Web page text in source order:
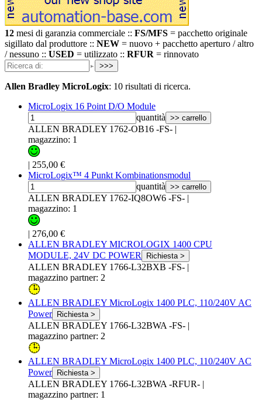
12 mesi di garanzia commerciale :: FS/MFS = pacchetto originale
sigillato dal produttore :: NEW = nuovo + pacchetto aperturo / altro
/ nessuno :: USED = utilizzato :: RFUR = rinnovato
>>>
Allen Bradley MicroLogix: 10 risultati di ricerca.
MicroLogix 16 Point D/O Module
quantità >> carrello
ALLEN BRADLEY 1762-OB16 -FS- |
magazzino: 1
| 255,00 €
MicroLogix™ 4 Punkt Kombinationsmodul
quantità >> carrello
ALLEN BRADLEY 1762-IQ8OW6 -FS- |
magazzino: 1
| 276,00 €
ALLEN BRADLEY MICROLOGIX 1400 CPU
MODULE, 24V DC POWER
Richiesta >
ALLEN BRADLEY 1766-L32BXB -FS- |
magazzino partner: 2
ALLEN BRADLEY MicroLogix 1400 PLC, 110/240V AC
Power
Richiesta >
ALLEN BRADLEY 1766-L32BWA -FS- |
magazzino partner: 2
ALLEN BRADLEY MicroLogix 1400 PLC, 110/240V AC
Power
Richiesta >
ALLEN BRADLEY 1766-L32BWA -RFUR- |
magazzino partner: 1